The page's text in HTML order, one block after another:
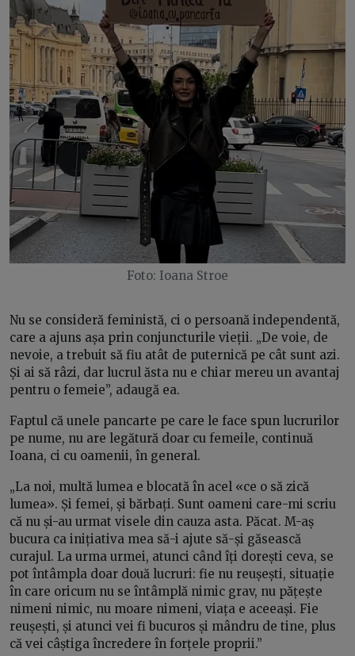
Foto: Ioana Stroe
Nu se consideră feministă, ci o persoană independentă,
care a ajuns așa prin conjuncturile vieții. „De voie, de
nevoie, a trebuit să fiu atât de puternică pe cât sunt azi.
Și ai să râzi, dar lucrul ăsta nu e chiar mereu un avantaj
pentru o femeie”, adaugă ea.
Faptul că unele pancarte pe care le face spun lucrurilor
pe nume, nu are legătură doar cu femeile, continuă
Ioana, ci cu oamenii, în general.
„La noi, multă lumea e blocată în acel «ce o să zică
lumea». Și femei, și bărbați. Sunt oameni care-mi scriu
că nu și-au urmat visele din cauza asta. Păcat. M-aș
bucura ca inițiativa mea să-i ajute să-și găsească
curajul. La urma urmei, atunci când îți dorești ceva, se
pot întâmpla doar două lucruri: fie nu reușești, situație
în care oricum nu se întâmplă nimic grav, nu pățește
nimeni nimic, nu moare nimeni, viața e aceeași. Fie
reușești, și atunci vei fi bucuros și mândru de tine, plus
că vei câștiga încredere în forțele proprii.”